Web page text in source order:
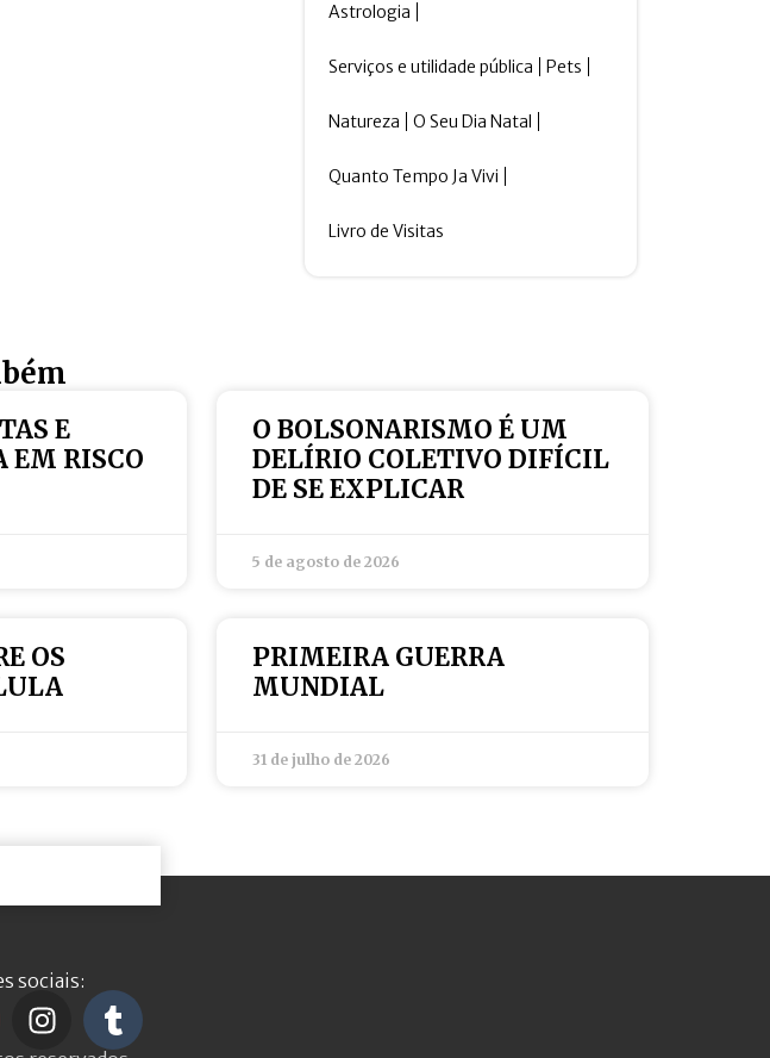
Astrologia
Serviços e utilidade pública Pets
Natureza O Seu Dia Natal
Quanto Tempo Ja Vivi
Livro de Visitas
E
EM RISCO
O BOLSONARISMO É UM
DELÍRIO COLETIVO DIFÍCIL
DE SE EXPLICAR
5 de agosto de 2026
OS
PRIMEIRA GUERRA
MUNDIAL
31 de julho de 2026
sociais: